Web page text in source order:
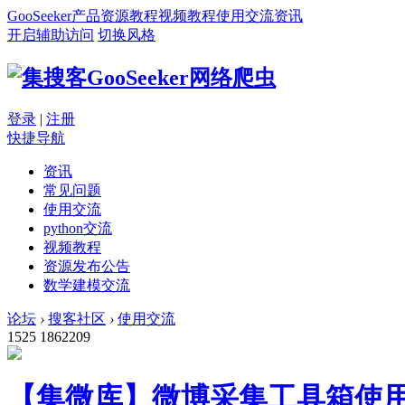
GooSeeker产品资源教程视频教程使用交流资讯
开启辅助访问 切换风格
登录 | 注册
快捷导航
资讯
常见问题
使用交流
python交流
视频教程
资源发布公告
数学建模交流
论坛 › 搜客社区 › 使用交流
1525 1862209
【集微库】微博采集工具箱使